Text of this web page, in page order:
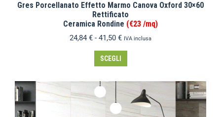
Gres Porcellanato Effetto Marmo Canova Oxford 30×60
Rettificato
Ceramica Rondine (€23 /mq)
24,84 € - 41,50 € IVA inclusa
SCEGLI